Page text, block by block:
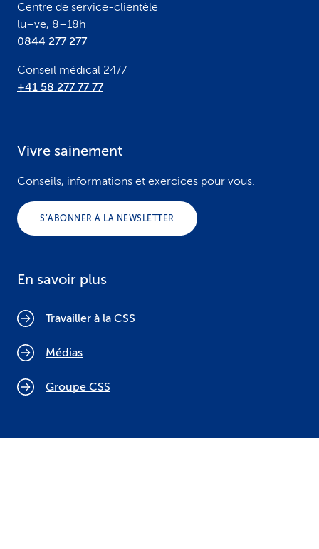
Centre de service-clientèle
lu–ve, 8–18h
0844 277 277
Conseil médical 24/7
+41 58 277 77 77
Vivre sainement
Conseils, informations et exercices pour vous.
S’ABONNER À LA NEWSLETTER
En savoir plus
Travailler à la CSS
Médias
Groupe CSS